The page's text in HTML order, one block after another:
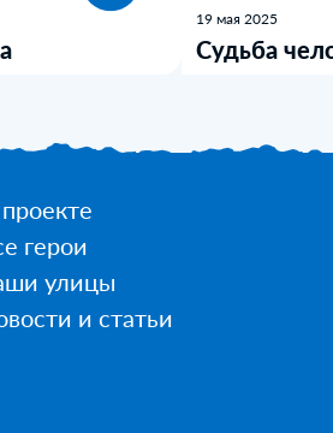
19 мая 2025
Судьба
герои
улицы
и статьи